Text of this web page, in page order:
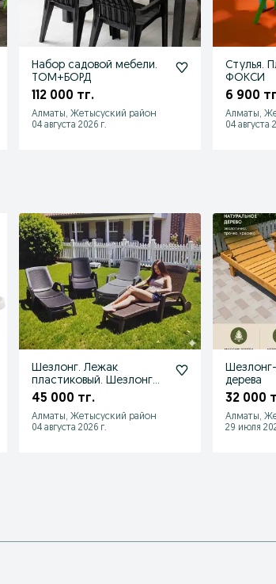
Набор садовой мебели.
ТОМ+БОРД
112 000 тг.
Алматы, Жетысуский район
04 августа 2026 г.
Стулья.
ФОКСИ
6 900
Алматы,
04 августа
Шезлонг. Лежак
пластиковый. Шезлонг
для пляжа
45 000 тг.
Алматы, Жетысуский район
04 августа 2026 г.
дерева
32 000
Алматы,
29 июля